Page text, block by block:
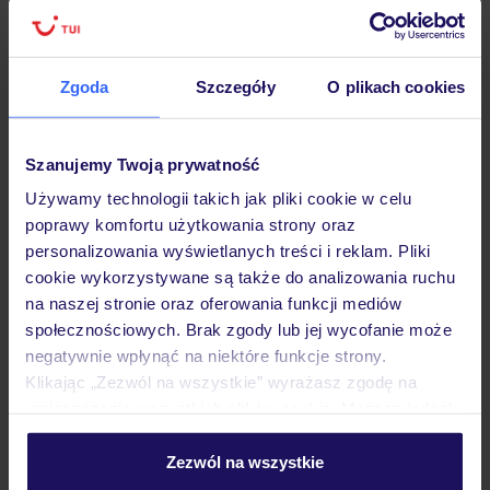
Zgoda Szczegóły O plikach cookies
Szanujemy Twoją prywatność
Używamy technologii takich jak pliki cookie w celu
poprawy komfortu użytkowania strony oraz
personalizowania wyświetlanych treści i reklam. Pliki
cookie wykorzystywane są także do analizowania ruchu
na naszej stronie oraz oferowania funkcji mediów
społecznościowych. Brak zgody lub jej wycofanie może
negatywnie wpłynąć na niektóre funkcje strony.
Klikając „Zezwól na wszystkie” wyrażasz zgodę na
personalizować swój wybór wchodząc w zakładkę
Zezwól na wszystkie
Hotel
Opinie
Pokoje
Wyżywienie